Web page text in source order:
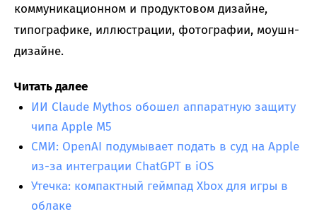
коммуникационном и продуктовом дизайне,
типографике, иллюстрации, фотографии, моушн-
дизайне.
Читать далее
ИИ Claude Mythos обошел аппаратную защиту
чипа Apple M5
СМИ: OpenAI подумывает подать в суд на Apple
из-за интеграции ChatGPT в iOS
Утечка: компактный геймпад Xbox для игры в
облаке